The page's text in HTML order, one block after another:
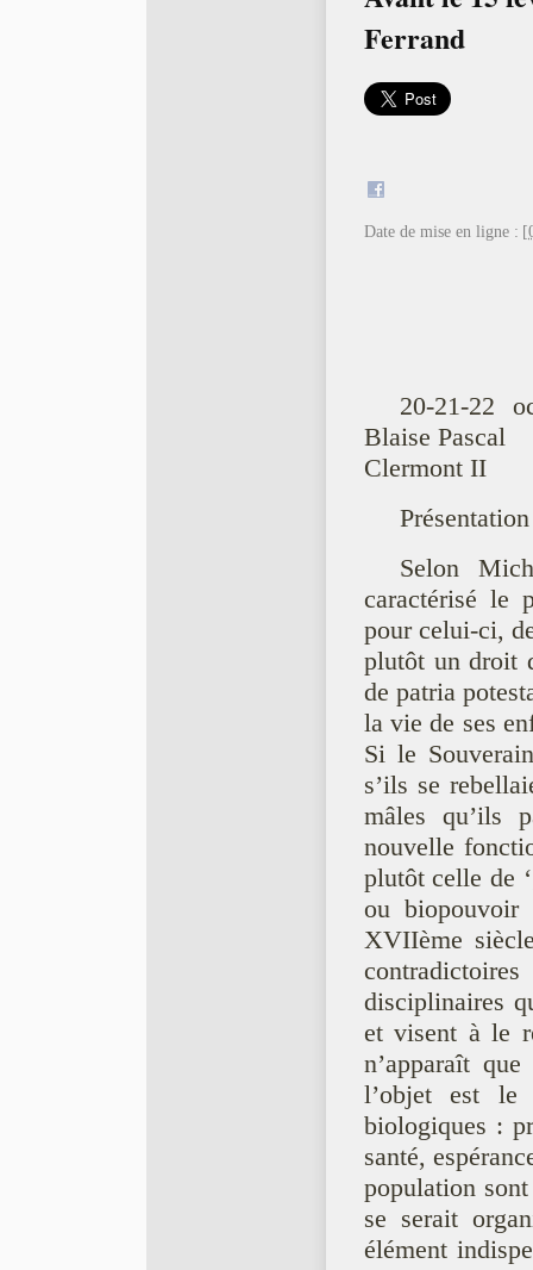
Ferrand
Date de mise en ligne :
20-21-22
Blaise Pascal
Clermont II
Selon
caractérisé le
pour celui-ci,
plutôt un droit
de patria
la vie de ses
Si le
s’ils se
mâles qu’ils
nouvelle
plutôt celle de
ou biopouvoir
XVIIème
disciplinaires
et visent à le
n’apparaît
l’objet est le
biologiques :
santé,
population
se serait
élément